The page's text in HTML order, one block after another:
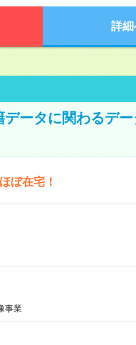
詳細
ータに関わるデー
ぼ在宅！
事業